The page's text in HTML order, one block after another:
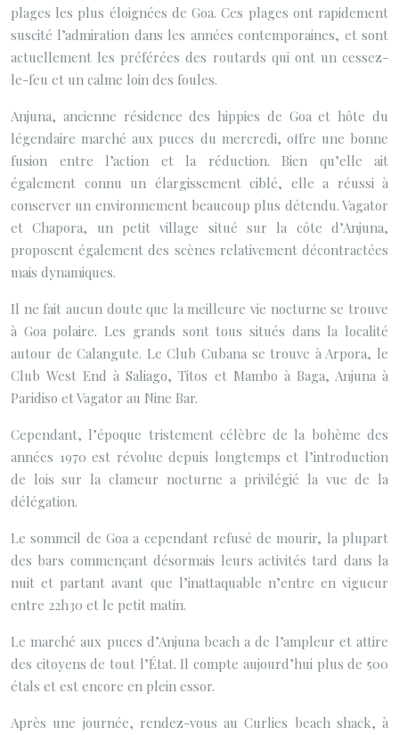
plages les plus éloignées de Goa. Ces plages ont rapidement
suscité l’admiration dans les années contemporaines, et sont
actuellement les préférées des routards qui ont un cessez-
le-feu et un calme loin des foules.
Anjuna, ancienne résidence des hippies de Goa et hôte du
légendaire marché aux puces du mercredi, offre une bonne
fusion entre l’action et la réduction. Bien qu’elle ait
également connu un élargissement ciblé, elle a réussi à
conserver un environnement beaucoup plus détendu. Vagator
et Chapora, un petit village situé sur la côte d’Anjuna,
proposent également des scènes relativement décontractées
mais dynamiques.
Il ne fait aucun doute que la meilleure vie nocturne se trouve
à Goa polaire. Les grands sont tous situés dans la localité
autour de Calangute. Le Club Cubana se trouve à Arpora, le
Club West End à Saliago, Titos et Mambo à Baga, Anjuna à
Paridiso et Vagator au Nine Bar.
Cependant, l’époque tristement célèbre de la bohème des
années 1970 est révolue depuis longtemps et l’introduction
de lois sur la clameur nocturne a privilégié la vue de la
délégation.
Le sommeil de Goa a cependant refusé de mourir, la plupart
des bars commençant désormais leurs activités tard dans la
nuit et partant avant que l’inattaquable n’entre en vigueur
entre 22h30 et le petit matin.
Le marché aux puces d’Anjuna beach a de l’ampleur et attire
des citoyens de tout l’État. Il compte aujourd’hui plus de 500
étals et est encore en plein essor.
Après une journée, rendez-vous au Curlies beach shack, à